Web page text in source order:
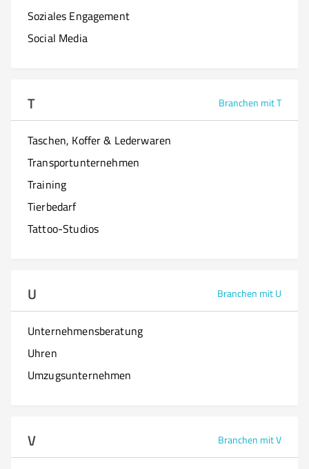
Soziales Engagement
Social Media
T Branchen mit T
Taschen, Koffer & Lederwaren
Transportunternehmen
Training
Tierbedarf
Tattoo-Studios
U Branchen mit U
Unternehmensberatung
Uhren
Umzugsunternehmen
V Branchen mit V